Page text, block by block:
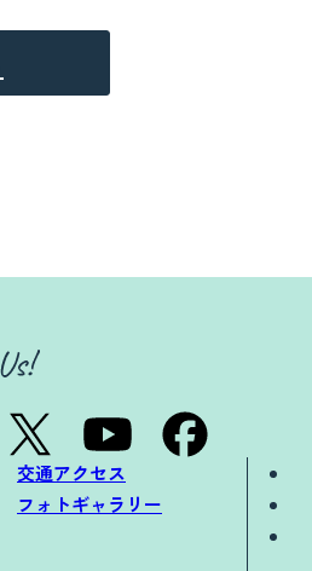
交通アクセス
フォトギャラリー